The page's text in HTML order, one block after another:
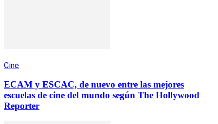
Cine
ECAM y ESCAC, de nuevo entre las mejores
escuelas de cine del mundo según The Hollywood
Reporter